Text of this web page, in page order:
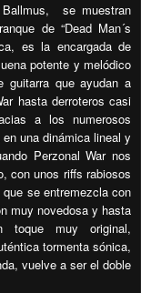
se muestran
de “Dead Man´s
es la encargada de
potente y melódico
guitarra que ayudan a
hasta derroteros casi
a los numerosos
una dinámica lineal y
Perzonal War nos
con unos riffs rabiosos
se entremezcla con
muy novedosa y hasta
toque muy original,
tormenta sónica,
vuelve a ser el doble